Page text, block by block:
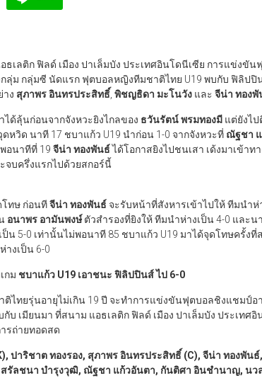
อธเลติก ฟิลด์ เมือง ปาเล็มบัง ประเทศอินโดนีเซีย การแข่งขั
กลุ่ม กลุ่มซี นัดแรก ฟุตบอลหญิงทีมชาติไทย U19 พบกับ ฟิลิปปิ
าง สุภาพร อินทรประสิทธิ์ พิชญธิดา มะโนวัง และ จีน่า ทองพั
ได้ลุ้นก่อนจากจังหวะยิงไกลของ ธวันรัตน์ พรมทองมี แต่ยังไ
วิด นาที 17 ชบาแก้ว U19 นำก่อน 1-0 จากจังหวะที่ ณัฐชา
อนาทีที่ 19 จีน่า ทองพันธ์ได้โอกาสยิงไปชนเสา เด้งมาเข้าทา
จบครึ่งแรกไปด้วยสกอร์นี้
โทษ ก่อนทีจีน่า ทองพันธ์ จะรับหน้าที่สังหารเข้าไปให้ ทีมนำห่
อนาพร อามันพงษ์ตัวสำรองที่ยิงให้ ทีมนำห่างเป็น 4-0 และน
ป็น 5-0 เท่านั้นไม่พอนาที 85 ชบาแก้ว U19 มาได้จุดโทษครั้ง
างเป็น 6-0
กม ชบาแก้ว U19 เอาชนะ ฟิลิปปินส์ ไป 6-0
ไทยรุ่นอายุไม่เกิน 19 ปี จะทำการแข่งขันฟุตบอลชิงแชมป์อ
บ เมียนมา ที่สนาม แอธเลติก ฟิลด์ เมือง ปาเล็มบัง ประเทศอิ
ารถ่ายทอดสด
ปาริชาต ทองรอง, สุภาพร อินทรประสิทธิ์ (C), จีน่า ทองพัน
รัลชนา บำรุงวุฒิ, ณัฐชา แก้วอันตา, กันติศา อินชำนาญ, นว